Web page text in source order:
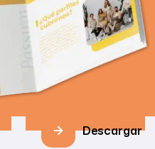
Descargar